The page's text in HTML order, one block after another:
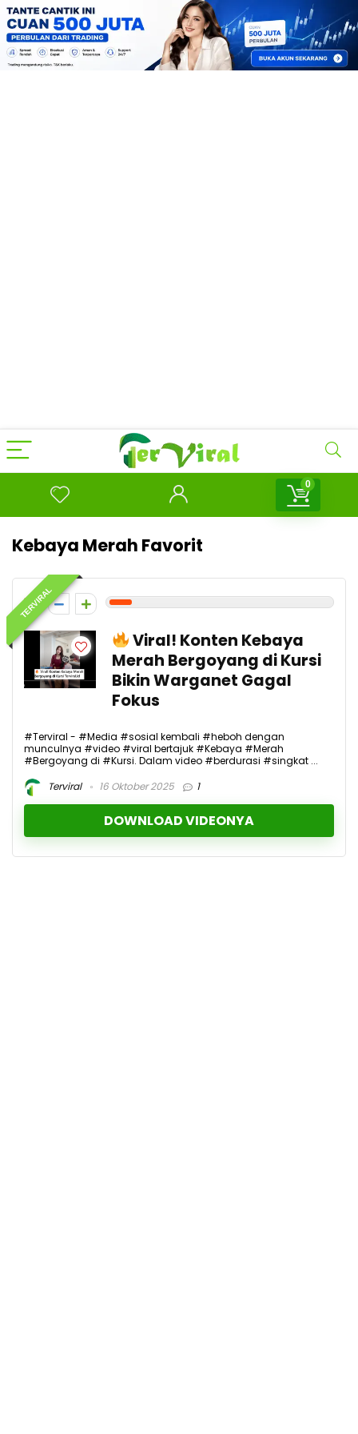
0
Kebaya Merah Favorit
TERVIRAL
1
Viral! Konten Kebaya
Merah Bergoyang di Kursi
Bikin Warganet Gagal
Fokus
#Terviral - #Media #sosial kembali #heboh dengan
munculnya #video #viral bertajuk #Kebaya #Merah
#Bergoyang di #Kursi. Dalam video #berdurasi #singkat ...
Terviral
16 Oktober 2025 1
DOWNLOAD VIDEONYA